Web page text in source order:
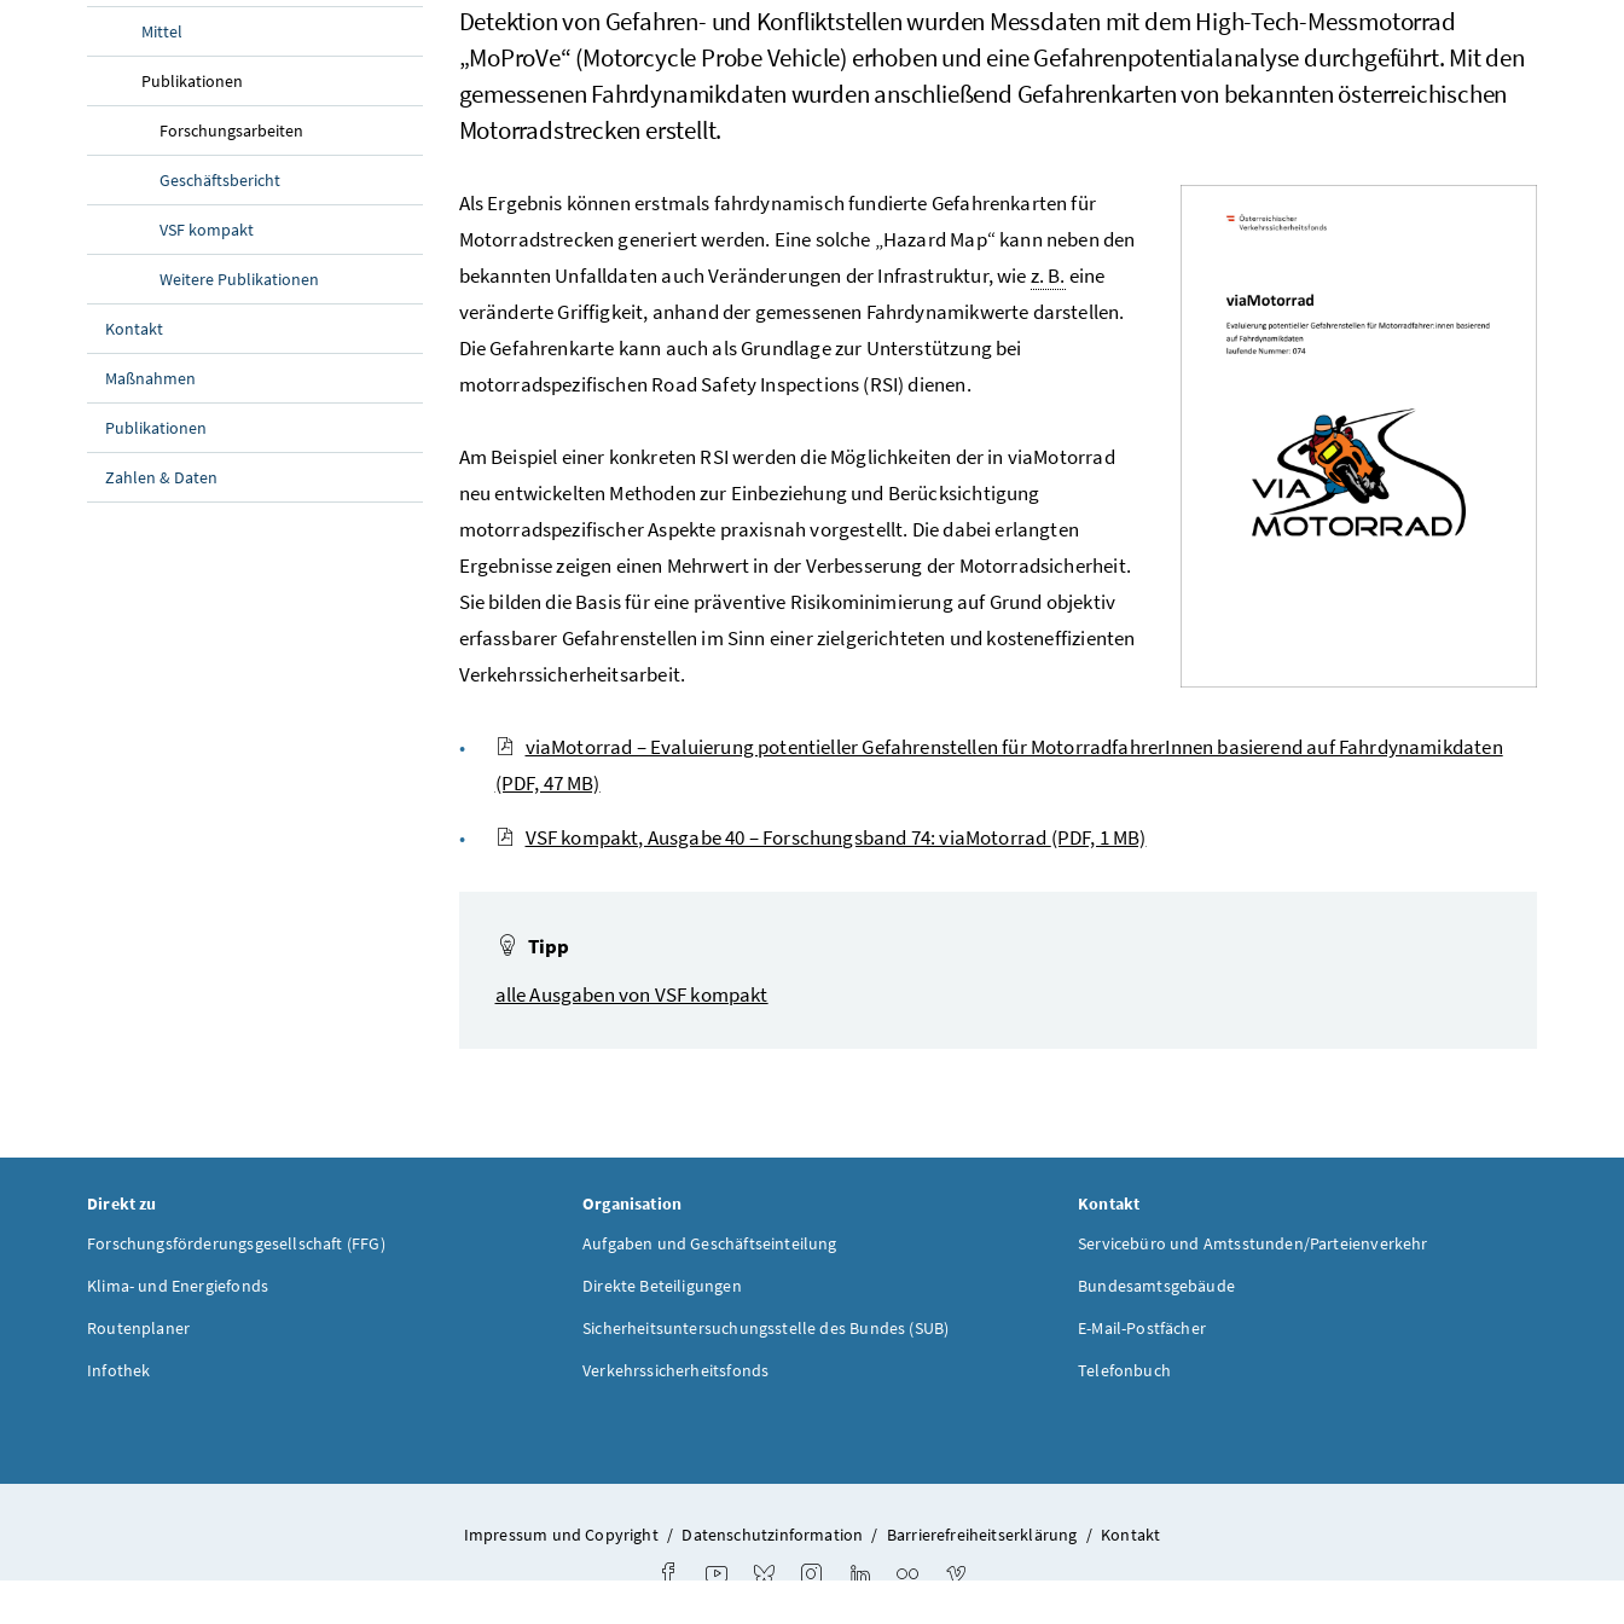
Mittel
Publikationen
Forschungsarbeiten
Geschäftsbericht
VSF kompakt
Weitere Publikationen
Kontakt
Maßnahmen
Publikationen
Zahlen & Daten
Detektion von Gefahren- und Konfliktstellen wurden Messdaten mit demHigh-Tech-Messmotorrad
„MoProVe“ (Motorcycle Probe Vehicle) erhoben und eine Gefahrenpotentialanalyse durchgeführt. Mit den
gemessenen Fahrdynamikdaten wurden anschließend Gefahrenkarten von bekannten österreichischen
Motorradstrecken erstellt.
Als Ergebnis können erstmals fahrdynamisch fundierte Gefahrenkarten für
Motorradstrecken generiert werden. Eine solche „Hazard Map“ kann neben den
bekannten Unfalldaten auch Veränderungen der Infrastruktur, wiez. B. eine
veränderte Griffigkeit, anhand der gemessenen Fahrdynamikwerte darstellen.
Die Gefahrenkarte kann auch als Grundlage zur Unterstützung bei
motorradspezifischen Road Safety Inspections(RSI) dienen.
Am Beispiel einer konkreten RSI werden die Möglichkeiten der in viaMotorrad
neu entwickelten Methoden zur Einbeziehung und Berücksichtigung
motorradspezifischer Aspekte praxisnah vorgestellt. Die dabei erlangten
Ergebnisse zeigen einen Mehrwert in der Verbesserung der Motorradsicherheit.
Sie bilden die Basis für eine präventive Risikominimierung auf Grund objektiv
erfassbarer Gefahrenstellen im Sinn einer zielgerichteten und kosteneffizienten
Verkehrssicherheitsarbeit.
viaMotorrad – Evaluierung potentieller Gefahrenstellen für MotorradfahrerInnen basierend auf Fahrdynamikdaten
(PDF, 47 MB)
VSF kompakt, Ausgabe 40 – Forschungsband 74: viaMotorrad (PDF, 1 MB)
Tipp
alle Ausgaben von VSF kompakt
Direkt zu
Forschungsförderungsgesellschaft (FFG)
Klima- und Energiefonds
Routenplaner
Infothek
Organisation
Aufgaben und Geschäftseinteilung
Direkte Beteiligungen
Sicherheitsuntersuchungsstelle des Bundes (SUB)
Verkehrssicherheitsfonds
Kontakt
Servicebüro und Amtsstunden/Parteienverkehr
Bundesamtsgebäude
E-Mail-Postfächer
Telefonbuch
Impressum und Copyright / Datenschutzinformation / Barrierefreiheitserklärung / Kontakt
FacebookYoutube Bluesky InstagramLinkedIn Flickr